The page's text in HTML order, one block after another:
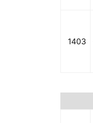
1403